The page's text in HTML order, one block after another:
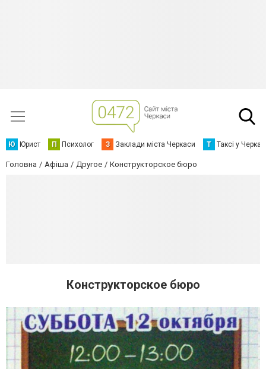
Ю Юрист П Психолог З Заклади міста Черкаси Т Таксі у
Головна Афіша Другое Конструкторское бюро
Конструкторское бюро